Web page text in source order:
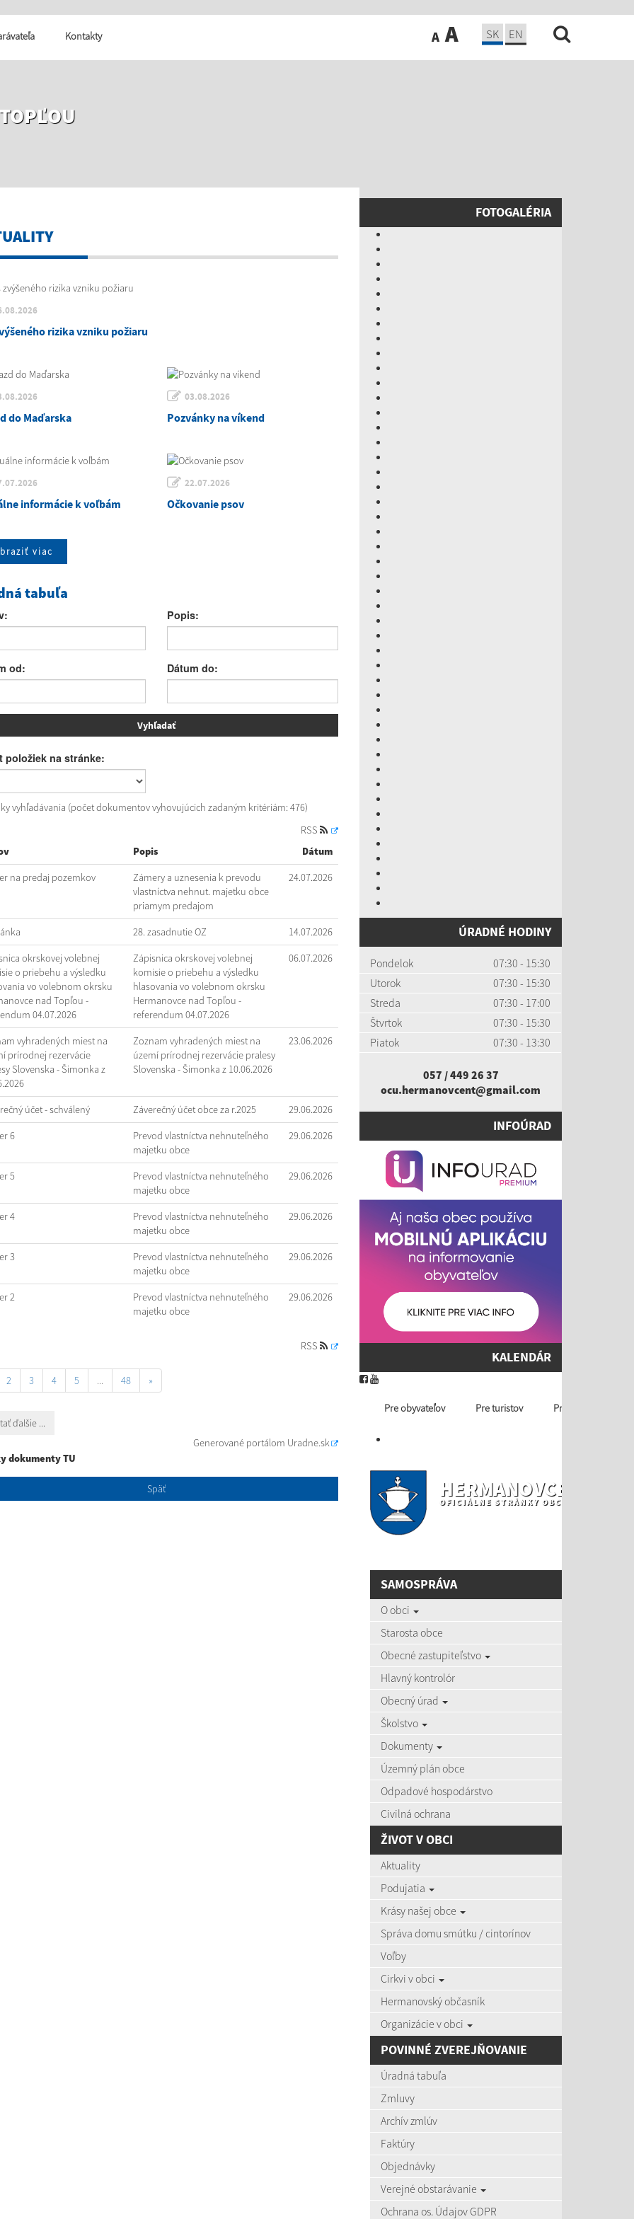
Kontakty A A SK EN
rizika vzniku požiaru
do Maďarska
03.08.2026
Pozvánky na víkend
informácie k voľbám
22.07.2026
Očkovanie psov
viac
tabuľa
Popis:
od: Dátum do:
položiek na stránke:
vyhľadávania (počet dokumentov vyhovujúcich zadaným kritériám: 476)
RSS
Popis Dátum
na predaj pozemkov
Zámery a uznesenia k prevodu
vlastníctva nehnut. majetku obce
priamym predajom
24.07.2026
28. zasadnutie OZ 14.07.2026
okrskovej volebnej
o priebehu a výsledku
vo volebnom okrsku
nad Topľou -
04.07.2026
Zápisnica okrskovej volebnej
komisie o priebehu a výsledku
hlasovania vo volebnom okrsku
Hermanovce nad Topľou -
referendum 04.07.2026
06.07.2026
vyhradených miest na
prírodnej rezervácie
Slovenska - Šimonka z
Zoznam vyhradených miest na
území prírodnej rezervácie pralesy
Slovenska - Šimonka z 10.06.2026
23.06.2026
účet - schválený Záverečný účet obce za r.2025 29.06.2026
6
Prevod vlastníctva nehnuteľného
majetku obce
29.06.2026
5
Prevod vlastníctva nehnuteľného
majetku obce
29.06.2026
4
Prevod vlastníctva nehnuteľného
majetku obce
29.06.2026
3
Prevod vlastníctva nehnuteľného
majetku obce
29.06.2026
2
Prevod vlastníctva nehnuteľného
majetku obce
29.06.2026
RSS
2 3 4 5 ... 48 »
ďalšie ...
Generované portálom Uradne.sk
dokumenty TU
Späť
FOTOGALÉRIA
ÚRADNÉ HODINY
Pondelok
07:30 - 15:30
Utorok
07:30 - 15:30
Streda
07:30 - 17:00
Štvrtok
07:30 - 15:30
Piatok
07:30 - 13:30
057 / 449 26 37
ocu.hermanovcent@gmail.com
INFOÚRAD
KALENDÁR
Pre obyvateľov Pre turistov Profil ver.
HERMANOVCE NAD
OFICIÁLNE STRÁNKY OBCE
SAMOSPRÁVA
O obci
Starosta obce
Obecné zastupiteľstvo
Hlavný kontrolór
Obecný úrad
Školstvo
Dokumenty
Územný plán obce
Odpadové hospodárstvo
Civilná ochrana
ŽIVOT V OBCI
Aktuality
Podujatia
Krásy našej obce
Správa domu smútku / cintorínov
Voľby
Cirkvi v obci
Hermanovský občasník
Organizácie v obci
POVINNÉ ZVEREJŇOVANIE
Úradná tabuľa
Zmluvy
Archív zmlúv
Faktúry
Objednávky
Verejné obstarávanie
Ochrana os. Údajov GDPR